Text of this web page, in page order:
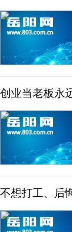
创业当老板永
不想打工、后